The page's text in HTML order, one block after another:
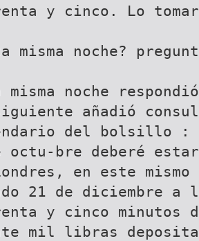
y cinco. Lo
misma noche?
misma noche
añadió
del bolsillo :
octu-bre deberé
en este
21 de diciembre a
y cinco
mil libras